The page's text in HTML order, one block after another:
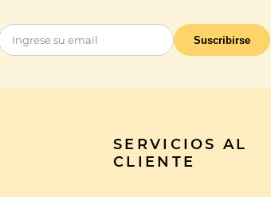
Suscribirse
SERVICIOS AL
CLIENTE